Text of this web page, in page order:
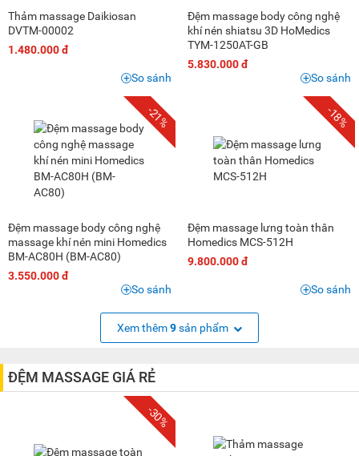
Thảm massage Daikiosan
DVTM-00002
1.480.000 đ
So sánh
Đệm massage body công nghệ
khí nén shiatsu 3D HoMedics
TYM-1250AT-GB
5.830.000 đ
So sánh
-21%
Đệm massage body công nghệ
massage khí nén mini Homedics
BM-AC80H (BM-AC80)
3.550.000 đ
So sánh
-18%
Đệm massage lưng toàn thân
Homedics MCS-512H
9.800.000 đ
So sánh
Xem thêm9sản phẩm
ĐỆM MASSAGE GIÁ RẺ
-30%